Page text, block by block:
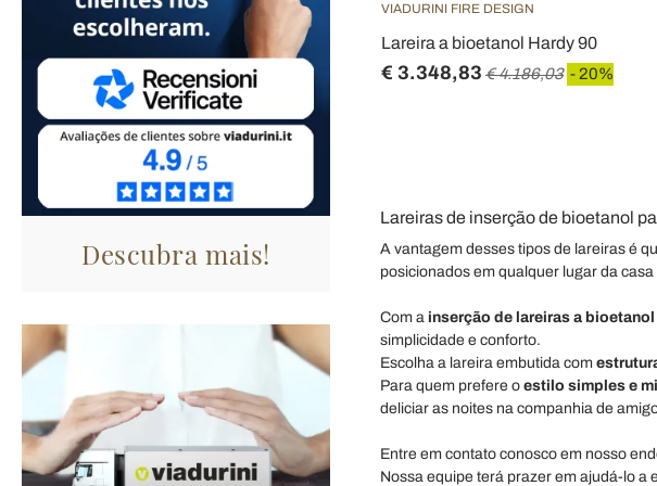
Descubra mais!
VIADURINI FIRE DESIGN
Lareira a bioetanol Hardy 90
€ 3.348,83 € 4.186,03 - 20%
Lareiras de inserção de bioetanol
A vantagem desses tipos de lareiras é
posicionados em qualquer lugar da
Com a inserção de lareiras a bioetanol
simplicidade e conforto.
Escolha a lareira embutida com
Para quem prefere o estilo simples e
deliciar as noites na companhia de
Entre em contato conosco em nosso
Nossa equipe terá prazer em ajudá-lo a